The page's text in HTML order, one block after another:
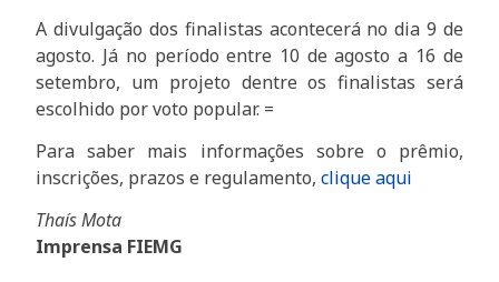
A divulgação dos finalistas acontecerá no dia 9 de
agosto. Já no período entre 10 de agosto a 16 de
setembro, um projeto dentre os finalistas será
escolhido por voto popular. =
Para saber mais informações sobre o prêmio,
inscrições, prazos e regulamento,clique aqui
Thaís Mota
Imprensa FIEMG